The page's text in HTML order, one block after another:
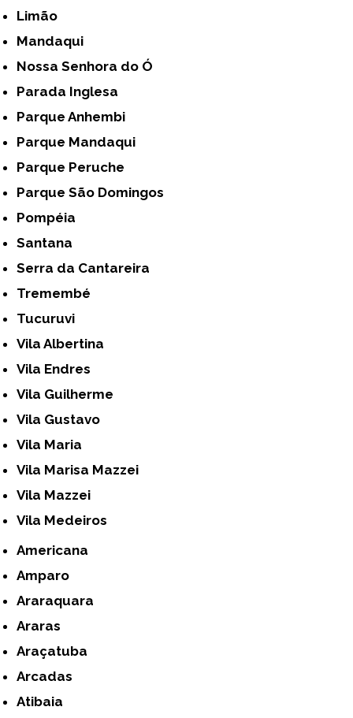
Limão
Mandaqui
Nossa Senhora do Ó
Parada Inglesa
Parque Anhembi
Parque Mandaqui
Parque Peruche
Parque São Domingos
Pompéia
Santana
Serra da Cantareira
Tremembé
Tucuruvi
Vila Albertina
Vila Endres
Vila Guilherme
Vila Gustavo
Vila Maria
Vila Marisa Mazzei
Vila Mazzei
Vila Medeiros
Americana
Amparo
Araraquara
Araras
Araçatuba
Arcadas
Atibaia